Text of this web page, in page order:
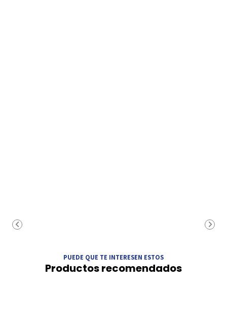
PUEDE QUE TE INTERESEN ESTOS
Productos recomendados